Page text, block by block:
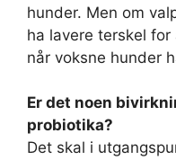
hunder. Men om
ha lavere terskel
når voksne hunder
Er det noen
probiotika?
Det skal i